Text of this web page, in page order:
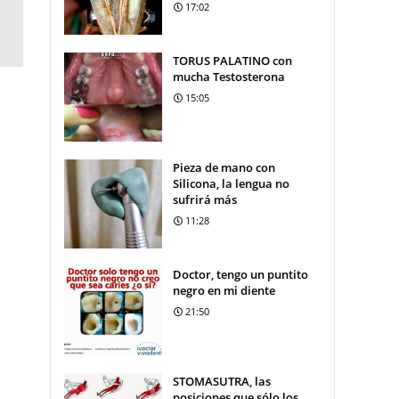
17:02
TORUS PALATINO con
mucha Testosterona
15:05
Pieza de mano con
Silicona, la lengua no
sufrirá más
11:28
Doctor, tengo un puntito
negro en mi diente
21:50
STOMASUTRA, las